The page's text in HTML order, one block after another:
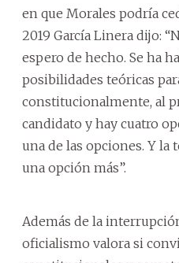
en que Morales podría
2019 García Linera dijo:
espero de hecho. Se ha
posibilidades teóricas
constitucionalmente, al
candidato y hay cuatro
una de las opciones. Y
una opción más”.
Además de la
oficialismo valora si